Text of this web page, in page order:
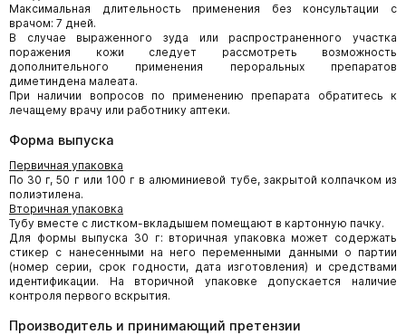
Максимальная длительность применения без консультации с
врачом: 7 дней.
В случае выраженного зуда или распространенного участка
поражения кожи следует рассмотреть возможность
дополнительного применения пероральных препаратов
диметиндена малеата.
При наличии вопросов по применению препарата обратитесь к
лечащему врачу или работнику аптеки.
Форма выпуска
Первичная упаковка
По 30 г, 50 г или 100 г в алюминиевой тубе, закрытой колпачком из
полиэтилена.
Вторичная упаковка
Тубу вместе с листком-вкладышем помещают в картонную пачку.
Для формы выпуска 30 г: вторичная упаковка может содержать
стикер с нанесенными на него переменными данными о партии
(номер серии, срок годности, дата изготовления) и средствами
идентификации. На вторичной упаковке допускается наличие
контроля первого вскрытия.
Производитель и принимающий претензии